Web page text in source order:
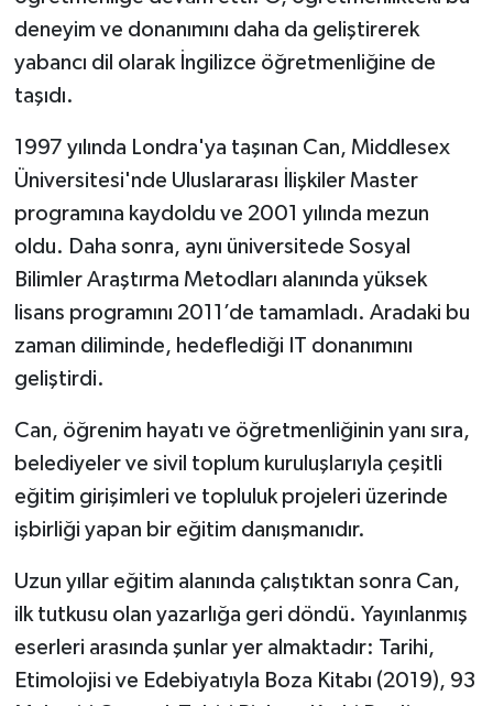
deneyim ve donanımını daha da geliştirerek
yabancı dil olarak İngilizce öğretmenliğine de
taşıdı.
1997 yılında Londra'ya taşınan Can, Middlesex
Üniversitesi'nde Uluslararası İlişkiler Master
programına kaydoldu ve 2001 yılında mezun
oldu. Daha sonra, aynı üniversitede Sosyal
Bilimler Araştırma Metodları alanında yüksek
lisans programını 2011’de tamamladı. Aradaki bu
zaman diliminde, hedeflediği IT donanımını
geliştirdi.
Can, öğrenim hayatı ve öğretmenliğinin yanı sıra,
belediyeler ve sivil toplum kuruluşlarıyla çeşitli
eğitim girişimleri ve topluluk projeleri üzerinde
işbirliği yapan bir eğitim danışmanıdır.
Uzun yıllar eğitim alanında çalıştıktan sonra Can,
ilk tutkusu olan yazarlığa geri döndü. Yayınlanmış
eserleri arasında şunlar yer almaktadır: Tarihi,
Etimolojisi ve Edebiyatıyla Boza Kitabı (2019), 93